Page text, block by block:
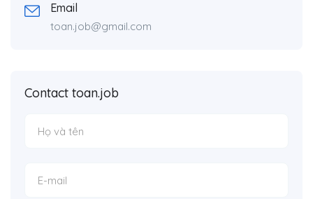
Email
toan.job@gmail.com
Contact toan.job